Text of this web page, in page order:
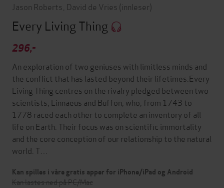
Jason Roberts David de Vries (innleser)
Every Living Thing
296,-
An exploration of two geniuses with limitless minds and
the conflict that has lasted beyond their lifetimes.Every
Living Thing centres on the rivalry pledged between two
scientists, Linnaeus and Buffon, who, from 1743 to
1778 raced each other to complete an inventory of all
life on Earth. Their focus was on scientific immortality
and the core conception of our relationship to the natural
world. T…
Kan spilles i våre gratis apper for iPhone/iPad og Android
Kan lastes ned på PC/Mac